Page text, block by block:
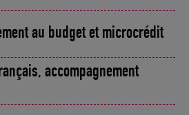
au budget et microcrédit
accompagnement